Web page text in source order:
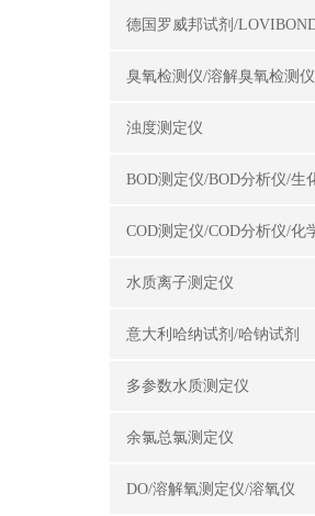
臭氧检测仪/溶解臭氧检测仪
浊度测定仪
水质离子测定仪
意大利哈纳试剂/哈钠试剂
多参数水质测定仪
余氯总氯测定仪
DO/溶解氧测定仪/溶氧仪